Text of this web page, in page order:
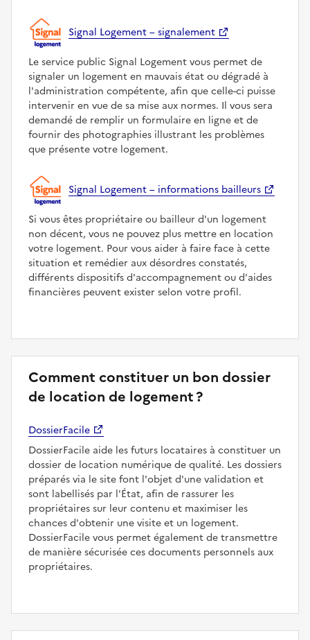
Signal Logement – signalement
Le service public Signal Logement vous permet de
signaler un logement en mauvais état ou dégradé à
l'administration compétente, afin que celle-ci puisse
intervenir en vue de sa mise aux normes. Il vous sera
demandé de remplir un formulaire en ligne et de
fournir des photographies illustrant les problèmes
que présente votre logement.
Signal Logement – informations bailleurs
Si vous êtes propriétaire ou bailleur d'un logement
non décent, vous ne pouvez plus mettre en location
votre logement. Pour vous aider à faire face à cette
situation et remédier aux désordres constatés,
différents dispositifs d'accompagnement ou d'aides
financières peuvent exister selon votre profil.
Comment constituer un bon dossier
de location de logement ?
DossierFacile
DossierFacile aide les futurs locataires à constituer un
dossier de location numérique de qualité. Les dossiers
préparés via le site font l'objet d'une validation et
sont labellisés par l'État, afin de rassurer les
propriétaires sur leur contenu et maximiser les
chances d'obtenir une visite et un logement.
DossierFacile vous permet également de transmettre
de manière sécurisée ces documents personnels aux
propriétaires.